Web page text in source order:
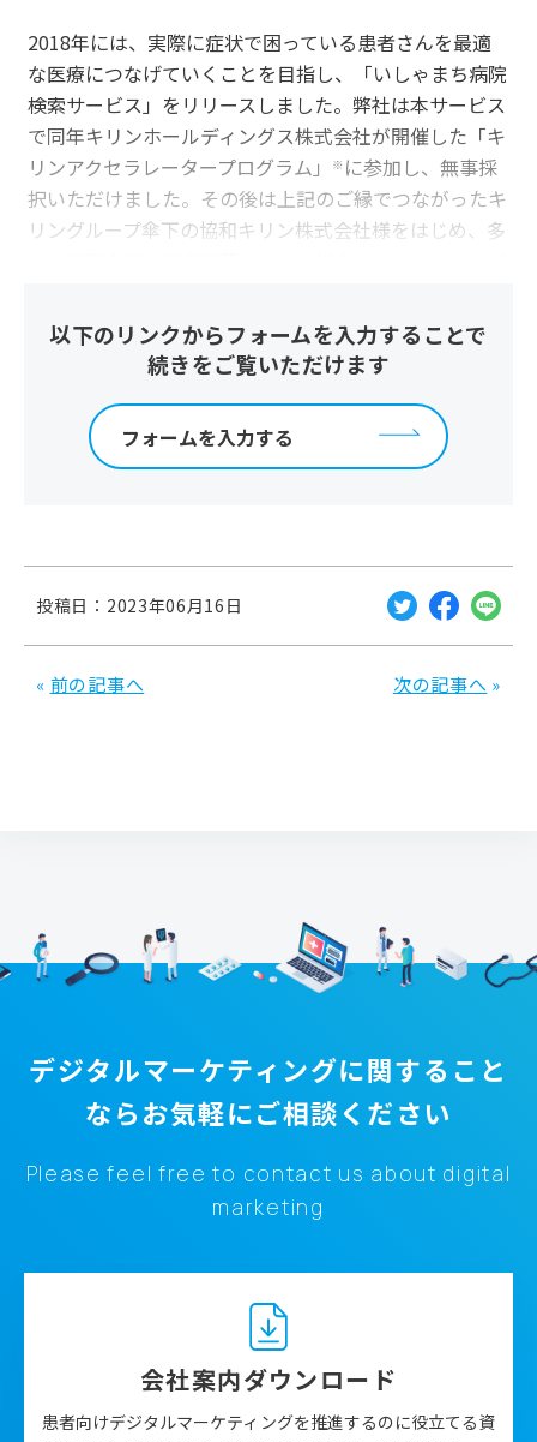
2018年には、実際に症状で困っている患者さんを最適
な医療につなげていくことを目指し、「いしゃまち病院
検索サービス」をリリースしました。弊社は本サービス
で同年キリンホールディングス株式会社が開催した「キ
リンアクセラレータープログラム」
※ に参加し、無事採
択いただけました。その後は上記のご縁でつながったキ
リングループ傘下の協和キリン株式会社様をはじめ、多
ています。それから、後ほど詳しくご紹介しますが、
2022年には東京都のオープンデータを活用した発熱外
来の病院検索サービスをリリースしています。
※キリンホールディングス株式会社による共創支援のもと、選出され
た企業が食品・ヘルスケア・メディカルなどの領域で新たなビジネス
本日は病院検索サービス関連の話が中心ですが、直近で
は製薬企業・医療機器メーカー様向けのデジタルマーケ
ティングソリューションにも注力しており、多くの取引
先のメーカー様に非常にお世話になっています。
ソリューションということで、疾患認知の支援や、疾患
啓発サイトを通じた受診への行動変容、「もしかしたら
この疾患かもしれない」と感じた潜在的な患者さんを適
には疾患ごとの専門医に受診していただくという流れを
ワンストップで提供しています。
「いしゃまち病院検索サービス」の活用事
今回のテーマである「ペイシェントジャーニーに添った
以下のリンクからフォームを入力することで
続きをご覧いただけます
フォームを入力する
投稿日：2023年06月16日
« 前の記事へ 次の記事へ »
デジタルマーケティングに関すること
ならお気軽にご相談ください
Please feel free to contact us about digital
marketing
会社案内ダウンロード
患者向けデジタルマーケティングを推進するのに役立てる資